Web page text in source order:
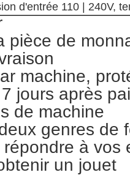
d'entrée 110 | 240V,
pièce de
machine,
jours après
de machine
genres de
à vos
un jouet